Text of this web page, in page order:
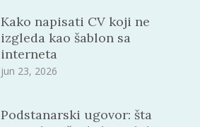
Kako napisati CV koji ne
izgleda kao šablon sa
interneta
jun 23, 2026
Podstanarski ugovor: šta